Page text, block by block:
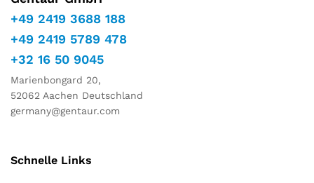
+49 2419 3688 188
+49 2419 5789 478
+32 16 50 9045
Marienbongard 20,
52062 Aachen Deutschland
germany@gentaur.com
Schnelle Links